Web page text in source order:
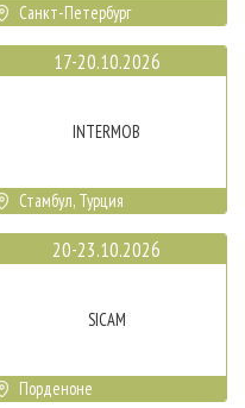
Санкт-Петербург
17-20.10.2026
INTERMOB
Стамбул, Турция
20-23.10.2026
SICAM
Порденоне